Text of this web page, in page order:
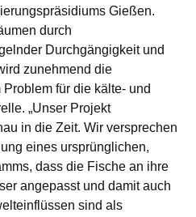
Gießen.
durch
Durchgängigkeit und
zunehmend die
für die kälte- und
„Unser Projekt
in die Zeit. Wir versprechen
eines ursprünglichen,
dass die Fische an ihre
angepasst und damit auch
sind als